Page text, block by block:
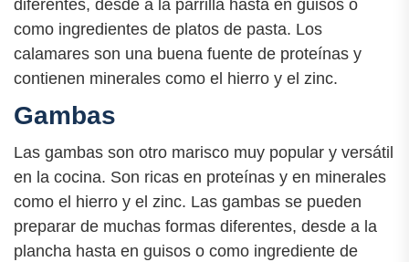
diferentes, desde a la parrilla hasta en guisos o
como ingredientes de platos de pasta. Los
calamares son una buena fuente de proteínas y
contienen minerales como el hierro y el zinc.
Gambas
Las gambas son otro marisco muy popular y versátil
en la cocina. Son ricas en proteínas y en minerales
como el hierro y el zinc. Las gambas se pueden
preparar de muchas formas diferentes, desde a la
plancha hasta en guisos o como ingrediente de